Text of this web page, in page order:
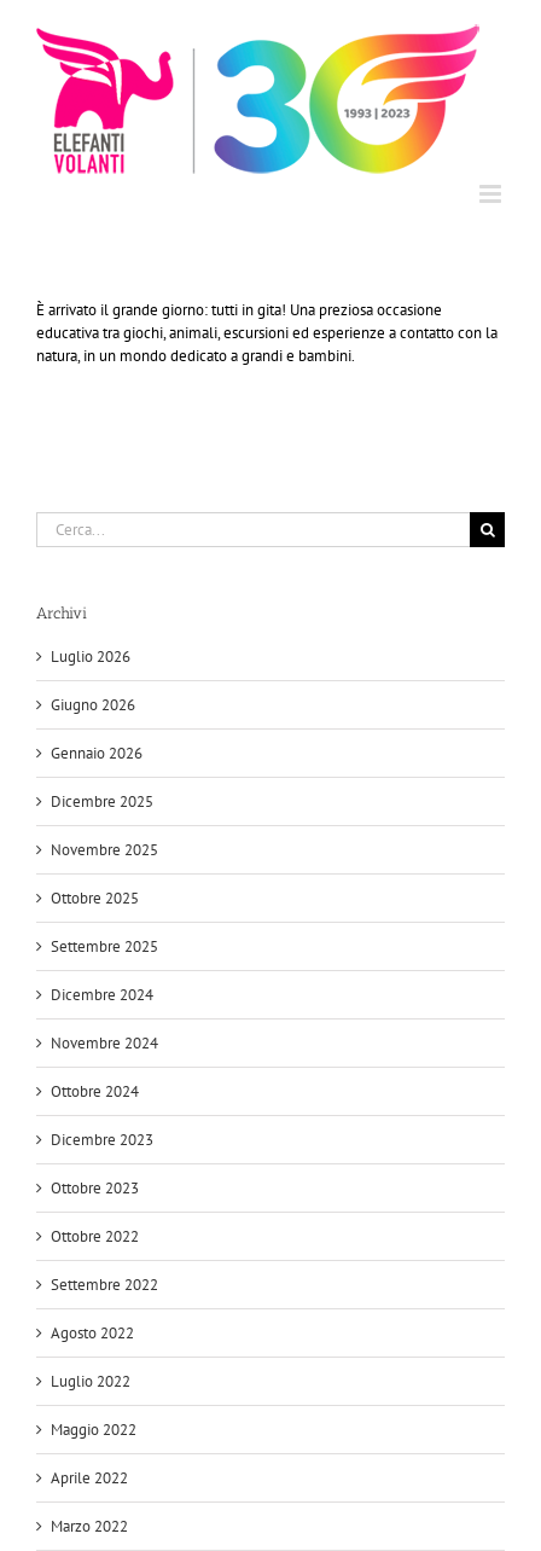
contenuto
È arrivato il grande giorno: tutti in gita! Una preziosa occasione
educativa tra giochi, animali, escursioni ed esperienze a contatto con la
natura, in un mondo dedicato a grandi e bambini.
Cerca
per:
Archivi
Luglio 2026
Giugno 2026
Gennaio 2026
Dicembre 2025
Novembre 2025
Ottobre 2025
Settembre 2025
Dicembre 2024
Novembre 2024
Ottobre 2024
Dicembre 2023
Ottobre 2023
Ottobre 2022
Settembre 2022
Agosto 2022
Luglio 2022
Maggio 2022
Aprile 2022
Marzo 2022